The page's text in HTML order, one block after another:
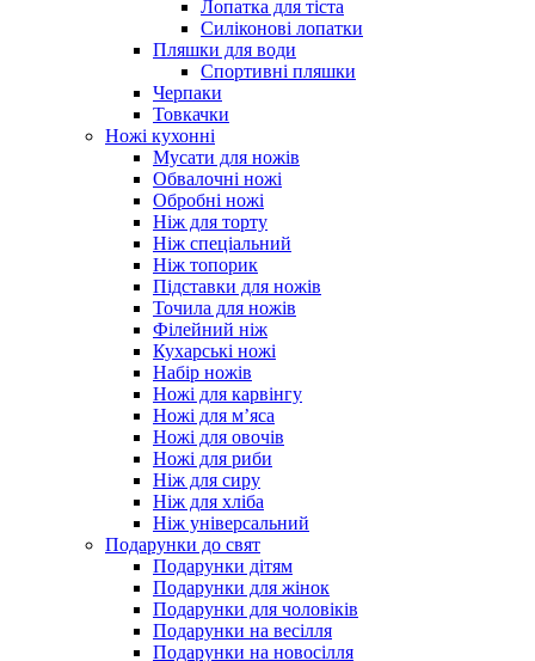
Лопатка для тіста
Силіконові лопатки
Пляшки для води
Спортивні пляшки
Черпаки
Товкачки
Ножі кухонні
Мусати для ножів
Обвалочні ножі
Обробні ножі
Ніж для торту
Ніж спеціальний
Ніж топорик
Підставки для ножів
Точила для ножів
Філейний ніж
Кухарські ножі
Набір ножів
Ножі для карвінгу
Ножі для м’яса
Ножі для овочів
Ножі для риби
Ніж для сиру
Ніж для хліба
Ніж універсальний
Подарунки до свят
Подарунки дітям
Подарунки для жінок
Подарунки для чоловіків
Подарунки на весілля
Подарунки на новосілля